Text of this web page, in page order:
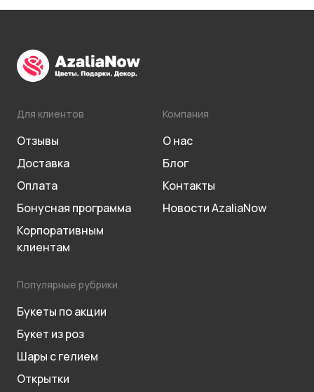
Для клиентов
Отзывы
Доставка
Оплата
Бонусная программа
Корпоративным
клиентам
Компания
О нас
Блог
Контакты
Новости AzaliaNow
Популярные рубрики
Букеты по акции
Букет из роз
Шары с гелием
Открытки